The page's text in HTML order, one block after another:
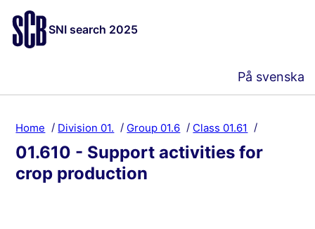
SNI search 2025
På svenska
Home Division 01. Group 01.6 Class 01.61
01.610 - Support activities for
crop production